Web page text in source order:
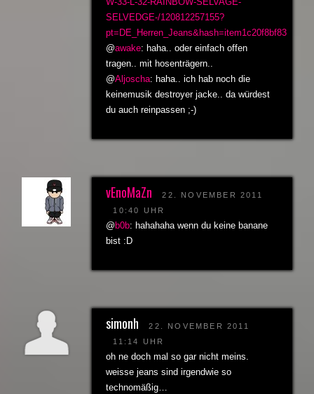
SELVEDGE-/120812257155?
pt=DE_Herren_Jeans&hash=item1c20f8bf83
@awake: haha.. oder einfach offen
tragen.. mit hosenträgern..
@Aljoscha: haha.. ich hab noch die
keinemusik destroyer jacke.. da würdest
du auch reinpassen ;-)
vEnoMaZn
22. NOVEMBER 2011
10:40 UHR
@ b0b: hahahaha wenn du keine banane
bist :D
simonh
22. NOVEMBER 2011
11:14 UHR
oh ne doch mal so gar nicht meins.
weisse jeans sind irgendwie so
technomäßig…